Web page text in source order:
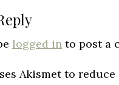
logged in to post a
Akismet to reduce